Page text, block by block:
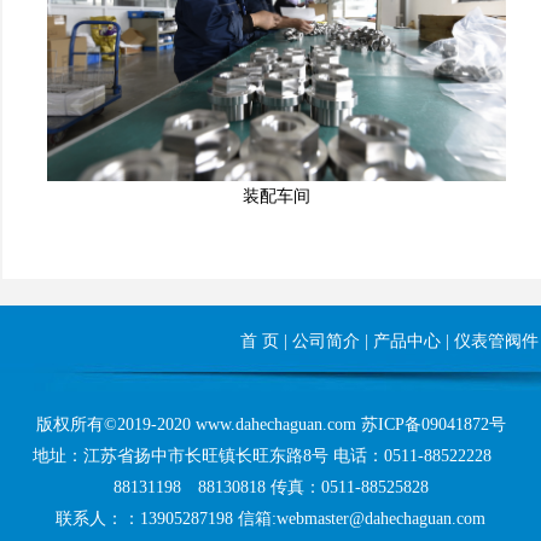
装配车间
首 页 公司简介| 产品中心| 仪表管阀件
版权所有©2019-2020 www.dahechaguan.com 苏ICP备09041872号
地址：江苏省扬中市长旺镇长旺东路8号 电话：0511-88522228
88131198 88130818 传真：0511-88525828
联系人：：13905287198 信箱:webmaster@dahechaguan.com